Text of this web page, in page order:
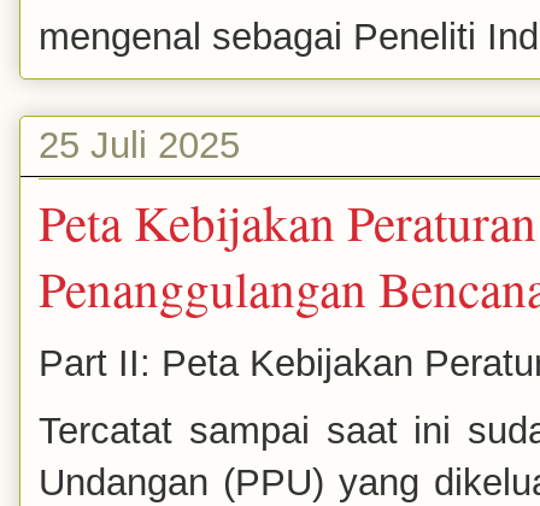
mengenal sebagai Peneliti
25 Juli 2025
Peta Kebijakan
Penanggulangan
Part II: Peta Kebijakan
Tercatat sampai saat ini
Undangan (PPU) yang